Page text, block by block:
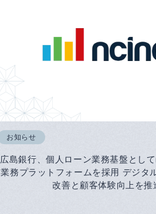
お知らせ
広島銀行、個人ローン業務基盤とし
業務プラットフォームを採用 デジタ
改善と顧客体験向上を推